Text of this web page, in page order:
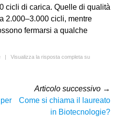
cicli di carica. Quelle di qualità
2.000–3.000 cicli, mentre
fermarsi a qualche
| Visualizza la risposta completa su
Articolo successivo →
Come si chiama il laureato
in Biotecnologie?